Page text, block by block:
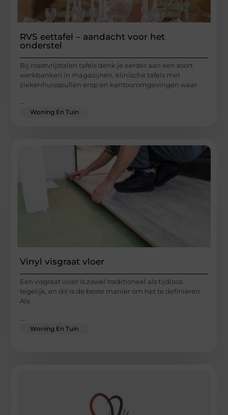
RVS eettafel – aandacht voor het
onderstel
Bij roestvrijstalen tafels denk je eerder aan een soort
werkbanken in magazijnen, klinische tafels met
ziekenhuisspullen erop en kantooromgevingen waar
Woning En Tuin
Vinyl visgraat vloer
Een visgraat vloer is zowel traditioneel als tijdloos
tegelijk, en dit is de beste manier om het te definiëren.
Als
Woning En Tuin